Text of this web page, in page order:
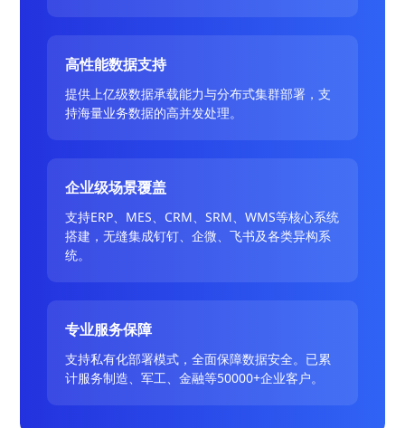
高性能数据支持
提供上亿级数据承载能力与分布式集群部署，支
持海量业务数据的高并发处理。
企业级场景覆盖
支持ERP、MES、CRM、SRM、WMS等核心系统
搭建，无缝集成钉钉、企微、飞书及各类异构系
统。
专业服务保障
支持私有化部署模式，全面保障数据安全。已累
计服务制造、军工、金融等50000+企业客户。